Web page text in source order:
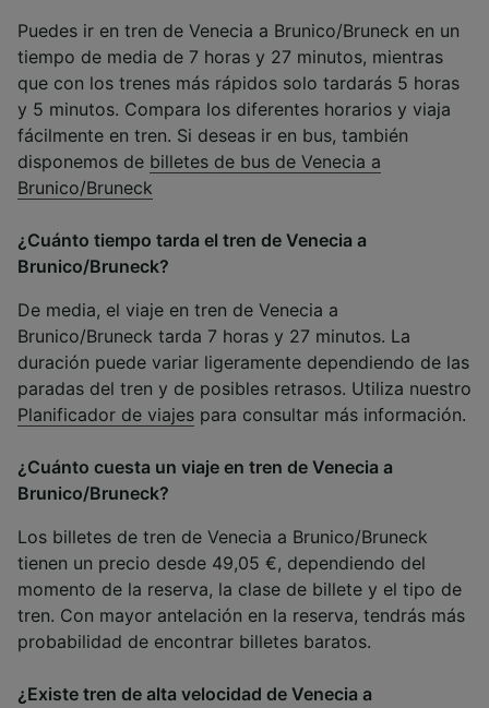
Puedes ir en tren de Venecia a Brunico/Bruneck en un
tiempo de media de 7 horas y 27 minutos, mientras
que con los trenes más rápidos solo tardarás 5 horas
y 5 minutos. Compara los diferentes horarios y viaja
fácilmente en tren. Si deseas ir en bus, también
disponemos de billetes de bus de Venecia a
Brunico/Bruneck
¿Cuánto tiempo tarda el tren de Venecia a
Brunico/Bruneck?
De media, el viaje en tren de Venecia a
Brunico/Bruneck tarda 7 horas y 27 minutos. La
duración puede variar ligeramente dependiendo de las
paradas del tren y de posibles retrasos. Utiliza nuestro
Planificador de viajes para consultar más información.
¿Cuánto cuesta un viaje en tren de Venecia a
Brunico/Bruneck?
Los billetes de tren de Venecia a Brunico/Bruneck
tienen un precio desde 49,05 €, dependiendo del
momento de la reserva, la clase de billete y el tipo de
tren. Con mayor antelación en la reserva, tendrás más
probabilidad de encontrar billetes baratos.
¿Existe tren de alta velocidad de Venecia a